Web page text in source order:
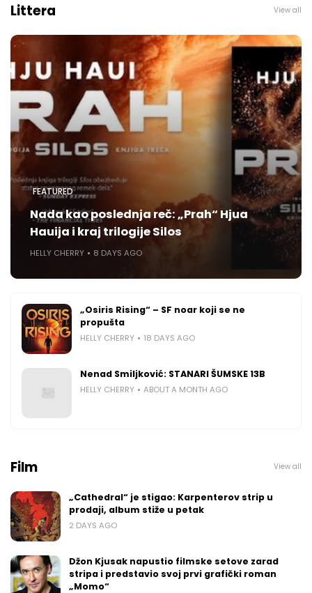
Littera View all
FEATURED
Nada kao poslednja reč: „Prah“ Hjua
Hauija i kraj trilogije Silos
HELLY CHERRY 8 DAYS AGO
„Osiris Rising“ – SF noar koji se ne
propušta
HELLY CHERRY 18 DAYS AGO
Nenad Smiljković: STANARI ŠUMSKE 13B
HELLY CHERRY ABOUT A MONTH AGO
Film View all
„Cathedral“ je stigao: Karpenterov strip u
prodaji, album stiže u petak
2 DAYS AGO
Džon Kjusak napustio filmske setove zarad
stripa i predstavio svoj prvi grafički roman
„Momo“